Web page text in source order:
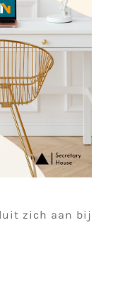
zich aan bij